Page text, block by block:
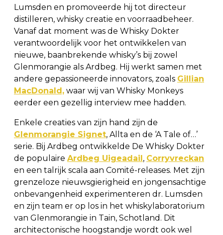
Lumsden en promoveerde hij tot directeur
distilleren, whisky creatie en voorraadbeheer.
Vanaf dat moment was de Whisky Dokter
verantwoordelijk voor het ontwikkelen van
nieuwe, baanbrekende whisky’s bij zowel
Glenmorangie als Ardbeg. Hij werkt samen met
andere gepassioneerde innovators, zoals Gillian
MacDonald, waar wij van Whisky Monkeys
eerder een gezellig interview mee hadden.
Enkele creaties van zijn hand zijn de
Glenmorangie Signet, Allta en de ‘A Tale of…’
serie. Bij Ardbeg ontwikkelde De Whisky Dokter
de populaire Ardbeg Uigeadail, Corryvreckan
en een talrijk scala aan Comité-releases. Met zijn
grenzeloze nieuwsgierigheid en jongensachtige
onbevangenheid experimenteren dr. Lumsden
en zijn team er op los in het whiskylaboratorium
van Glenmorangie in Tain, Schotland. Dit
architectonische hoogstandje wordt ook wel